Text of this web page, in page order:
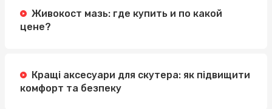
Живокост мазь: где купить и по какой
цене?
Кращі аксесуари для скутера: як підвищити
комфорт та безпеку